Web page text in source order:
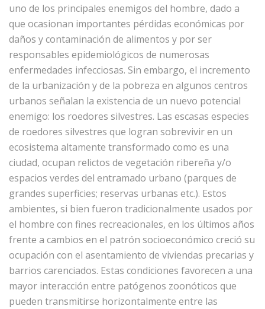
uno de los principales enemigos del hombre, dado a
que ocasionan importantes pérdidas económicas por
daños y contaminación de alimentos y por ser
responsables epidemiológicos de numerosas
enfermedades infecciosas. Sin embargo, el incremento
de la urbanización y de la pobreza en algunos centros
urbanos señalan la existencia de un nuevo potencial
enemigo: los roedores silvestres. Las escasas especies
de roedores silvestres que logran sobrevivir en un
ecosistema altamente transformado como es una
ciudad, ocupan relictos de vegetación ribereña y/o
espacios verdes del entramado urbano (parques de
grandes superficies; reservas urbanas etc.). Estos
ambientes, si bien fueron tradicionalmente usados por
el hombre con fines recreacionales, en los últimos años
frente a cambios en el patrón socioeconómico creció su
ocupación con el asentamiento de viviendas precarias y
barrios carenciados. Estas condiciones favorecen a una
mayor interacción entre patógenos zoonóticos que
pueden transmitirse horizontalmente entre las